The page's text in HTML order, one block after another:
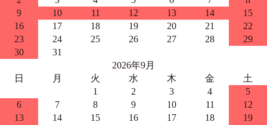
9
10 11 12 13 14
15
16
17 18 19 20 21
22
23
24 25 26 27 28
29
30
31
2026年9月
日
月 火 水 木 金
土
1
2 3 4
5
6
7 8 9 10 11
12
13
14 15 16 17 18
19